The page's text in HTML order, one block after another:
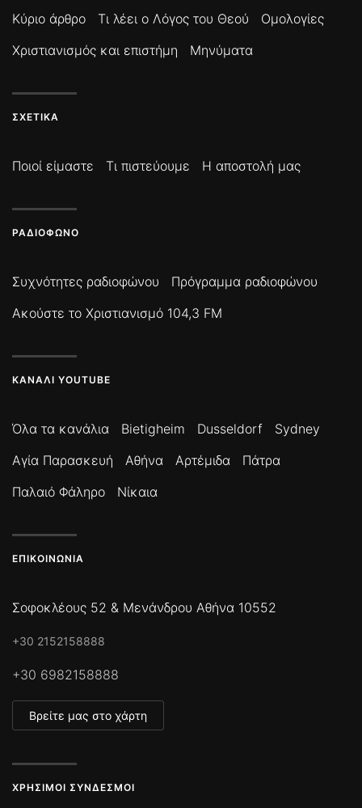
Κύριο άρθρο Τι λέει ο Λόγος του Θεού
Ομολογίες
Χριστιανισμός και επιστήμη
Μηνύματα
ΣΧΕΤΙΚΆ
Ποιοί είμαστε Τι πιστεύουμε Η αποστολή μας
ΡΑΔΙΌΦΩΝΟ
Συχνότητες ραδιοφώνου
Πρόγραμμα ραδιοφώνου
Ακούστε το Χριστιανισμό 104,3 FM
ΚΑΝΆΛΙ YOUTUBE
Όλα τα κανάλια Bietigheim Dusseldorf
Sydney
Αγία Παρασκευή
Αθήνα Αρτέμιδα
Πάτρα
Παλαιό Φάληρο
Νίκαια
ΕΠΙΚΟΙΝΩΝΊΑ
Σοφοκλέους 52 & Μενάνδρου Αθήνα 10552
+30 2152158888
+30 6982158888
Βρείτε μας στο χάρτη
ΧΡΉΣΙΜΟΙ ΣΎΝΔΕΣΜΟΙ